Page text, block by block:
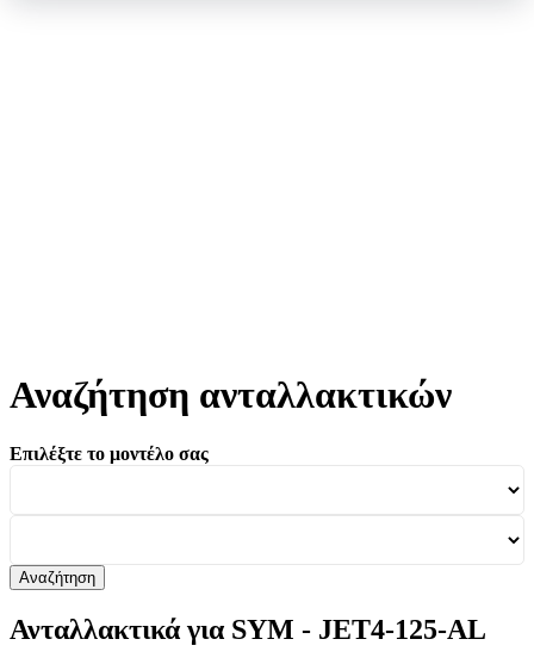
Αναζήτηση ανταλλακτικών
Επιλέξτε το μοντέλο σας
Αναζήτηση
Ανταλλακτικά για SYM - JET4-125-AL